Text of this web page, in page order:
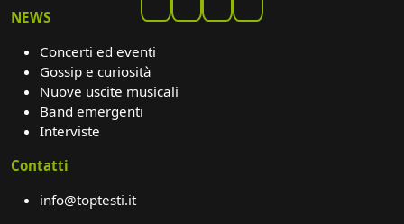
NEWS
Concerti ed eventi
Gossip e curiosità
Nuove uscite musicali
Band emergenti
Interviste
Contatti
info@toptesti.it